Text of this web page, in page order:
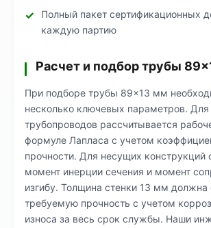
Полный пакет сертификационных
каждую партию
Расчет и подбор трубы
При подборе трубы 89×13 мм
несколько ключевых параметров. Для
трубопроводов рассчитывается
формуле Лапласа с учетом
прочности. Для несущих конструкций
момент инерции сечения и момент
изгибу. Толщина стенки 13 мм должна
требуемую прочность с учетом
износа за весь срок службы. Наши